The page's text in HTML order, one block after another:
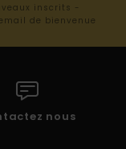
inscrits -
de bienvenue
nous